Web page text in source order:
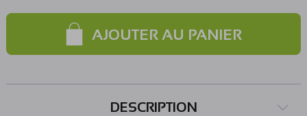
AJOUTER AU PANIER
DESCRIPTION